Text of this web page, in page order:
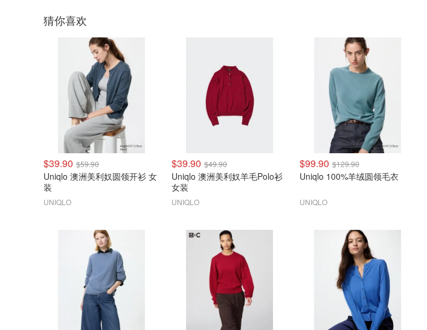
猜你喜欢
$39.90 $59.90
Uniqlo 澳洲美利奴圆领开衫 女
装
UNIQLO
$39.90 $49.90
Uniqlo 澳洲美利奴羊毛Polo衫
女装
UNIQLO
$99.90 $129.90
Uniqlo 100%羊绒圆领毛衣
UNIQLO